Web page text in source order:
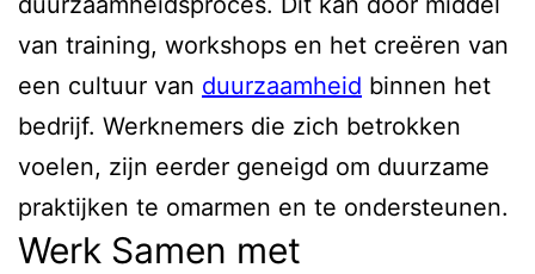
van training, workshops en het creëren van
een cultuur van duurzaamheid binnen het
bedrijf. Werknemers die zich betrokken
voelen, zijn eerder geneigd om duurzame
praktijken te omarmen en te ondersteunen.
Werk Samen met